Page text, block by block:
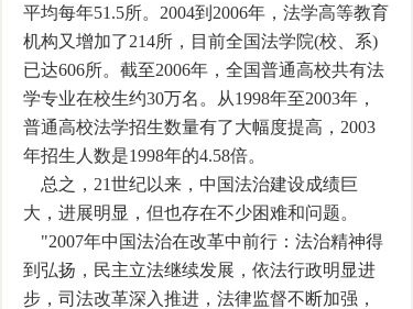
平均每年51.5所。2004到2006年，法学高等教育
机构又增加了214所，目前全国法学院(校、系)
已达606所。截至2006年，全国普通高校共有法
学专业在校生约30万名。从1998年至2003年，
普通高校法学招生数量有了大幅度提高，2003
年招生人数是1998年的4.58倍。
总之，21世纪以来，中国法治建设成绩巨
大，进展明显，但也存在不少困难和问题。
"2007年中国法治在改革中前行：法治精神得
到弘扬，民主立法继续发展，依法行政明显进
步，司法改革深入推进，法律监督不断加强，